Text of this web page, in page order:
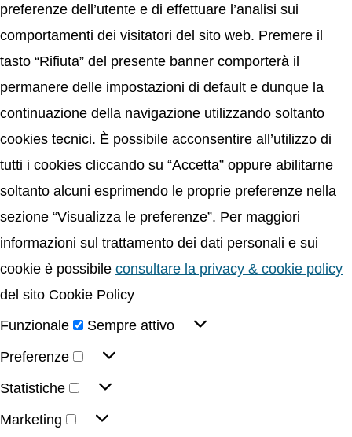
preferenze dell’utente e di effettuare l’analisi sui
comportamenti dei visitatori del sito web. Premere il
tasto “Rifiuta” del presente banner comporterà il
permanere delle impostazioni di default e dunque la
continuazione della navigazione utilizzando soltanto
cookies tecnici. È possibile acconsentire all’utilizzo di
tutti i cookies cliccando su “Accetta” oppure abilitarne
soltanto alcuni esprimendo le proprie preferenze nella
sezione “Visualizza le preferenze”. Per maggiori
informazioni sul trattamento dei dati personali e sui
cookie è possibile consultare la privacy & cookie policy
del sito Cookie Policy
Funzionale
Sempre attivo
Preferenze
Statistiche
Marketing